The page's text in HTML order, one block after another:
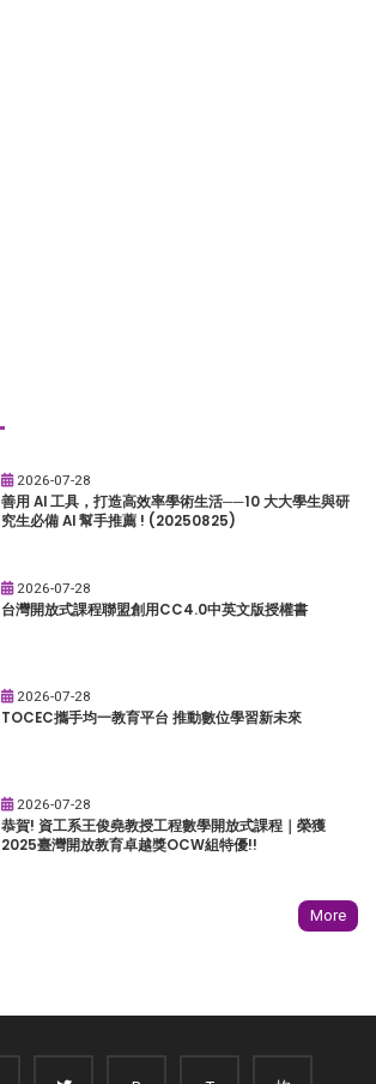
2026-07-28
善用 AI 工具，打造高效率學術生活──10 大大學生與研
究生必備 AI 幫手推薦 ! (20250825)
2026-07-28
台灣開放式課程聯盟創用CC4.0中英文版授權書
2026-07-28
TOCEC攜手均一教育平台 推動數位學習新未來
2026-07-28
恭賀! 資工系王俊堯教授工程數學開放式課程｜榮獲
2025臺灣開放教育卓越獎OCW組特優!!
More